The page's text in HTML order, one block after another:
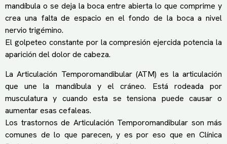
mandíbula o se deja la boca entre abierta lo que comprime y
crea una falta de espacio en el fondo de la boca a nivel
nervio trigémino.
El golpeteo constante por la compresión ejercida potencia la
aparición del dolor de cabeza.
La Articulación Temporomandibular (ATM) es la articulación
que une la mandíbula y el cráneo. Está rodeada por
musculatura y cuando esta se tensiona puede causar o
aumentar esas cefaleas.
Los trastornos de Articulación Temporomandibular son más
comunes de lo que parecen, y es por eso que en Clínica